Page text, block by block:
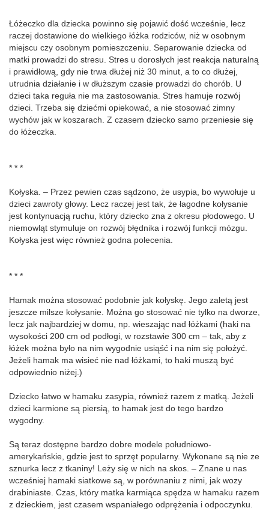
Łóżeczko dla dziecka powinno się pojawić dość wcześnie, lecz
raczej dostawione do wielkiego łóżka rodziców, niż w osobnym
miejscu czy osobnym pomieszczeniu. Separowanie dziecka od
matki prowadzi do stresu. Stres u dorosłych jest reakcja naturalną
i prawidłową, gdy nie trwa dłużej niż 30 minut, a to co dłużej,
utrudnia działanie i w dłuższym czasie prowadzi do chorób. U
dzieci taka reguła nie ma zastosowania. Stres hamuje rozwój
dzieci. Trzeba się dziećmi opiekować, a nie stosować zimny
wychów jak w koszarach. Z czasem dziecko samo przeniesie się
do łóżeczka.
* * *
Kołyska. – Przez pewien czas sądzono, że usypia, bo wywołuje u
dzieci zawroty głowy. Lecz raczej jest tak, że łagodne kołysanie
jest kontynuacją ruchu, który dziecko zna z okresu płodowego. U
niemowląt stymuluje on rozwój błędnika i rozwój funkcji mózgu.
Kołyska jest więc również godna polecenia.
* * *
Hamak można stosować podobnie jak kołyskę. Jego zaletą jest
jeszcze milsze kołysanie. Można go stosować nie tylko na dworze,
lecz jak najbardziej w domu, np. wieszając nad łóżkami (haki na
wysokości 200 cm od podłogi, w rozstawie 300 cm – tak, aby z
łóżek można było na nim wygodnie usiąść i na nim się położyć.
Jeżeli hamak ma wisieć nie nad łóżkami, to haki muszą być
odpowiednio niżej.)
Dziecko łatwo w hamaku zasypia, również razem z matką. Jeżeli
dzieci karmione są piersią, to hamak jest do tego bardzo
wygodny.
Są teraz dostępne bardzo dobre modele południowo-
amerykańskie, gdzie jest to sprzęt popularny. Wykonane są nie ze
sznurka lecz z tkaniny! Leży się w nich na skos. – Znane u nas
wcześniej hamaki siatkowe są, w porównaniu z nimi, jak wozy
drabiniaste. Czas, który matka karmiąca spędza w hamaku razem
z dzieckiem, jest czasem wspaniałego odprężenia i odpoczynku.